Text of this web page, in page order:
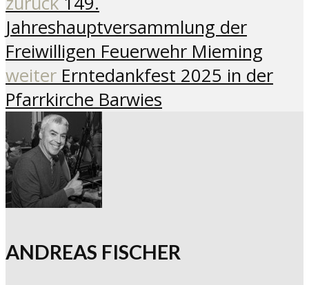
Jahreshauptversammlung der
Freiwilligen Feuerwehr Mieming
weiter Erntedankfest 2025 in der
Pfarrkirche Barwies
ANDREAS FISCHER